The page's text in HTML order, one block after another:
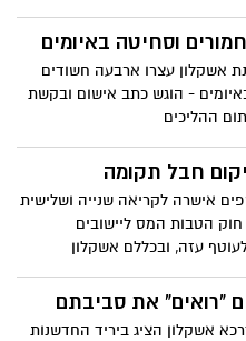
שונים בעיר
וסחיטה באיומים
אשקלון עצרו ארבעה חשודים
- הוגש כתב אישום ובקשת
ההליכים
חבל תקומה
אישרה לקריאה שנייה ושלישית
הטבות המס ליישובים
עזה, ובכללם אשקלון
"רואים" את סביבתם
אשקלון הציג ביריד החדשנות